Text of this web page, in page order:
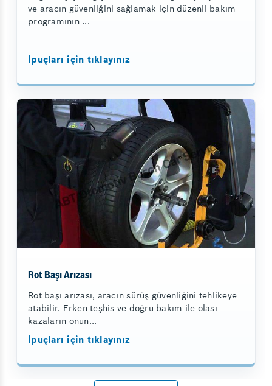
ve aracın güvenliğini sağlamak için düzenli bakım
programının ...
İpuçları için tıklayınız
Rot Başı Arızası
Rot başı arızası, aracın sürüş güvenliğini tehlikeye
atabilir. Erken teşhis ve doğru bakım ile olası
kazaların önün...
İpuçları için tıklayınız